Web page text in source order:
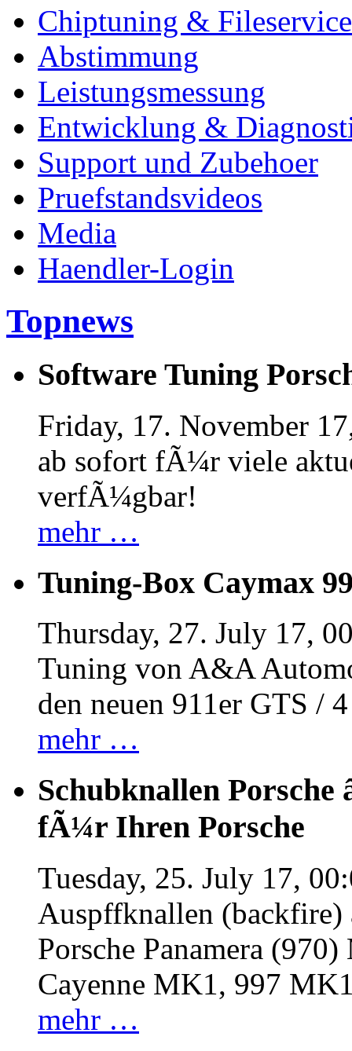
Chiptuning & Fileservice
Abstimmung
Leistungsmessung
Entwicklung &
Support und Zubehoer
Pruefstandsvideos
Media
Haendler-Login
Topnews
Software Tuning
Friday, 17. November
ab sofort fÃ¼r viele
verfÃ¼gbar!
mehr …
Tuning-Box Caymax
Thursday, 27. July 17,
Tuning von A&A
den neuen 911er GTS /
mehr …
Schubknallen Porsche
fÃ¼r Ihren Porsche
Tuesday, 25. July 17,
Auspffknallen
Porsche Panamera
Cayenne MK1, 997
mehr …